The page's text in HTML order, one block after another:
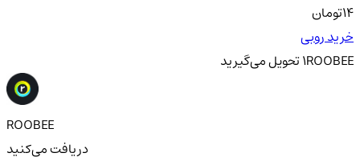
14تومان
خرید روبی
1ROOBEEتحویلمی‌گیرید
ROOBEE
دریافت می‌کنید